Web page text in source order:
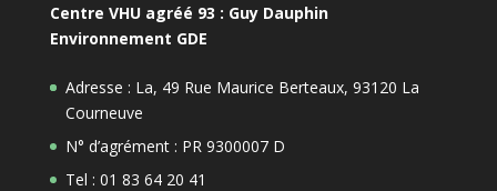
Centre VHU agréé 93 : Guy Dauphin
Environnement GDE
Adresse : La, 49 Rue Maurice Berteaux, 93120 La
Courneuve
N° d’agrément : PR 9300007 D
Tel : 01 83 64 20 41